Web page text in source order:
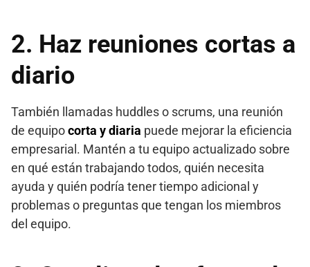
2. Haz reuniones cortas a
diario
También llamadas huddles o scrums, una reunión
de equipocorta y diaria puede mejorar la eficiencia
empresarial. Mantén a tu equipo actualizado sobre
en qué están trabajando todos, quién necesita
ayuda y quién podría tener tiempo adicional y
problemas o preguntas que tengan los miembros
del equipo.